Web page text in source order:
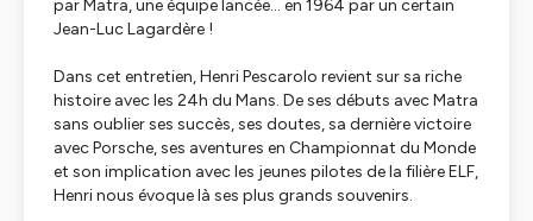
par Matra, une équipe lancée... en 1964 par un certain
Jean-Luc Lagardère !
Dans cet entretien, Henri Pescarolo revient sur sa riche
histoire avec les 24h du Mans. De ses débuts avec Matra
sans oublier ses succès, ses doutes, sa dernière victoire
avec Porsche, ses aventures en Championnat du Monde
et son implication avec les jeunes pilotes de la filière ELF,
Henri nous évoque là ses plus grands souvenirs.